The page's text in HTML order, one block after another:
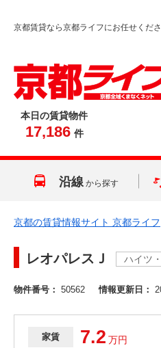
京都賃貸なら京都ライフにお任せくだ
本日の賃貸物件
17,186 件
沿線 から探す
京都の賃貸情報サイト 京都ライフ
レオパレスＪ ハイツ
物件番号： 50562 情報更新日：
家賃 7.2 万円